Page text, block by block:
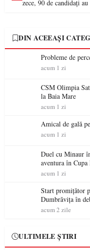
zece, 90 de candidați
DIN ACEEAȘI
Probleme de
acum 1 zi
CSM Olimpia Satu Mare
la Baia Mare
acum 1 zi
Amical de gală
acum 1 zi
Duel cu Minaur
aventura în
acum 1 zi
Start promițător
Dumbrăvița în
acum 2 zile
ULTIMELE ȘTIRI